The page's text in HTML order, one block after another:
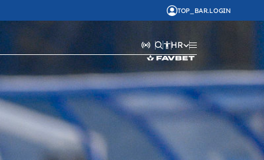
TOP_BAR.LOGIN
HR